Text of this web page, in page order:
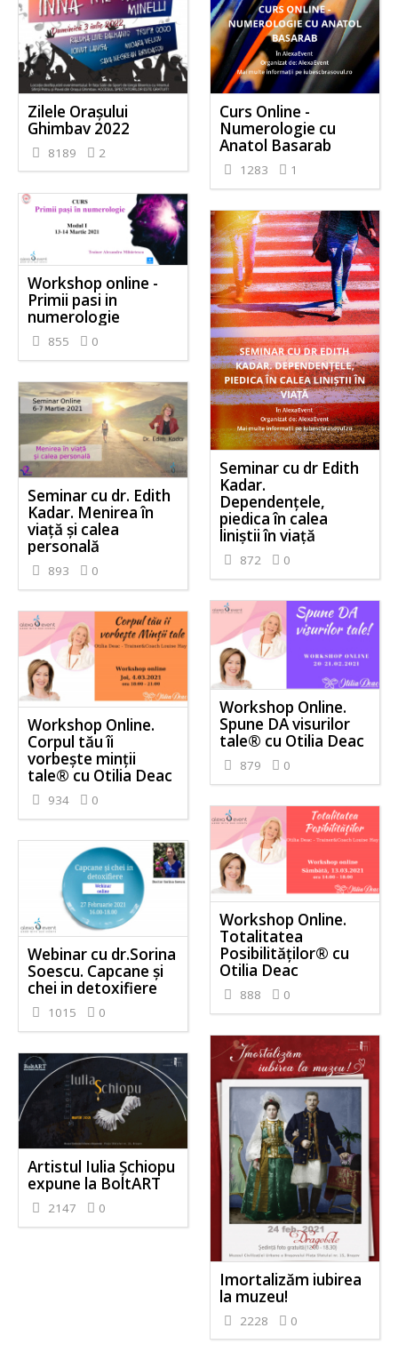
Zilele Orașului
Ghimbav 2022
8189 2
Curs Online -
Numerologie cu
Anatol Basarab
1283 1
Workshop online -
Primii pasi in
numerologie
855 0
Seminar cu dr Edith
Kadar.
Dependențele,
piedica în calea
liniștii în viață
872 0
Seminar cu dr. Edith
Kadar. Menirea în
viață și calea
personală
893 0
Workshop Online.
Spune DA visurilor
tale® cu Otilia Deac
879 0
Workshop Online.
Corpul tău îi
vorbește minții
tale® cu Otilia Deac
934 0
Workshop Online.
Totalitatea
Posibilităților® cu
Otilia Deac
888 0
Webinar cu dr.Sorina
Soescu. Capcane și
chei in detoxifiere
1015 0
Imortalizăm iubirea
la muzeu!
2228 0
Artistul Iulia Șchiopu
expune la BoltART
2147 0